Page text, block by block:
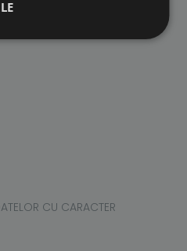
CU CARACTER